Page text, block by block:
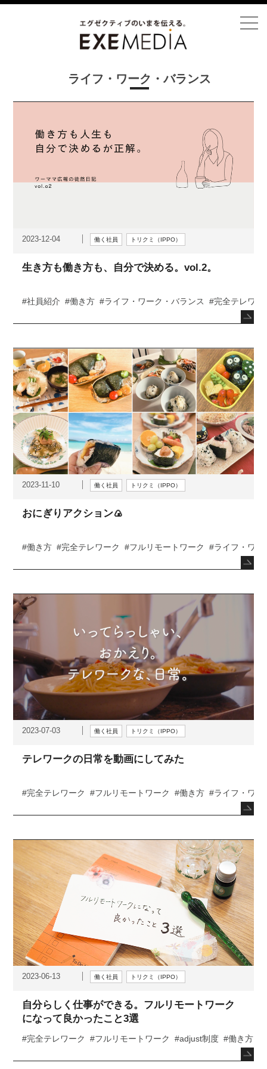
ライフ・ワーク・バランス
2023-12-04 働く社員 トリクミ（IPPO）
生き方も働き方も、自分で決める。vol.2。
#社員紹介 #働き方 #ライフ・ワーク・バランス #完全テレワー
2023-11-10 働く社員 トリクミ（IPPO）
おにぎりアクション🍙
#働き方 #完全テレワーク #フルリモートワーク #ライフ・ワー
2023-07-03 働く社員 トリクミ（IPPO）
テレワークの日常を動画にしてみた
#完全テレワーク #フルリモートワーク #働き方 #ライフ・ワー
2023-06-13 働く社員 トリクミ（IPPO）
自分らしく仕事ができる。フルリモートワーク
になって良かったこと3選
#完全テレワーク #フルリモートワーク #adjust制度 #働き方